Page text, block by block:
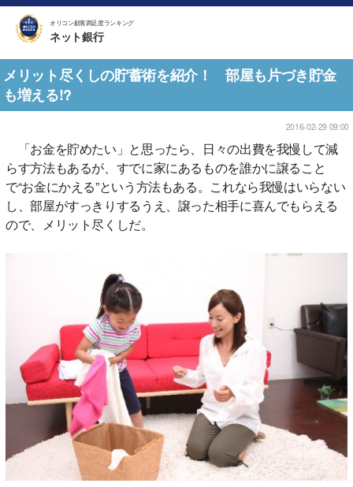
オリコン顧客満足度ランキング
ネット銀行
メリット尽くしの貯蓄術を紹介！ 部屋も片づき貯金
も増える!?
2016-02-29 09:00
「お金を貯めたい」と思ったら、日々の出費を我慢して減
らす方法もあるが、すでに家にあるものを誰かに譲ること
で“お金にかえる”という方法もある。これなら我慢はいらない
し、部屋がすっきりするうえ、譲った相手に喜んでもらえる
ので、メリット尽くしだ。